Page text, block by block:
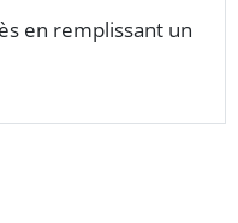
en remplissant un